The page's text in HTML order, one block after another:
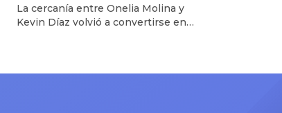
ampayados juntos antes del
apasionado beso en EEG
La cercanía entre Onelia Molina y
Kevin Díaz volvió a convertirse en
Las imágenes difundidas por el